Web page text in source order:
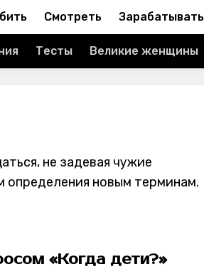
Смотреть Зарабатывать
Тесты Великие женщины
не задевая чужие
определения новым терминам.
«Когда дети?»